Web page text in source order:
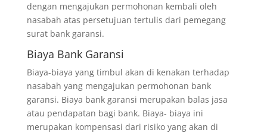
dengan mengajukan permohonan kembali oleh
nasabah atas persetujuan tertulis dari pemegang
surat bank garansi.
Biaya Bank Garansi
Biaya-biaya yang timbul akan di kenakan terhadap
nasabah yang mengajukan permohonan bank
garansi. Biaya bank garansi merupakan balas jasa
atau pendapatan bagi bank. Biaya- biaya ini
merupakan kompensasi dari risiko yang akan di